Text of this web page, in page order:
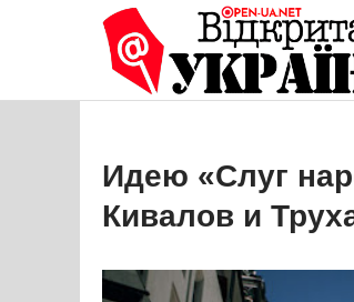
Идею «Слуг
Кивалов и